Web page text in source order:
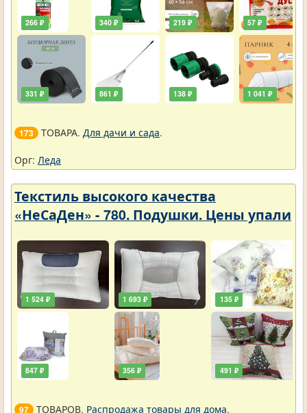
266 ₽
331 ₽
340 ₽
861 ₽
219 ₽
138 ₽
57 ₽
1 041 ₽
173 ТОВАРА. Для дачи и сада.
Орг: Леда
Текстиль высокого качества
«НеСаДен» - 780. Подушки. Цены упали
1 524 ₽
847 ₽
1 693 ₽
356 ₽
135 ₽
491 ₽
97 ТОВАРОВ. Распродажа товары для дома.